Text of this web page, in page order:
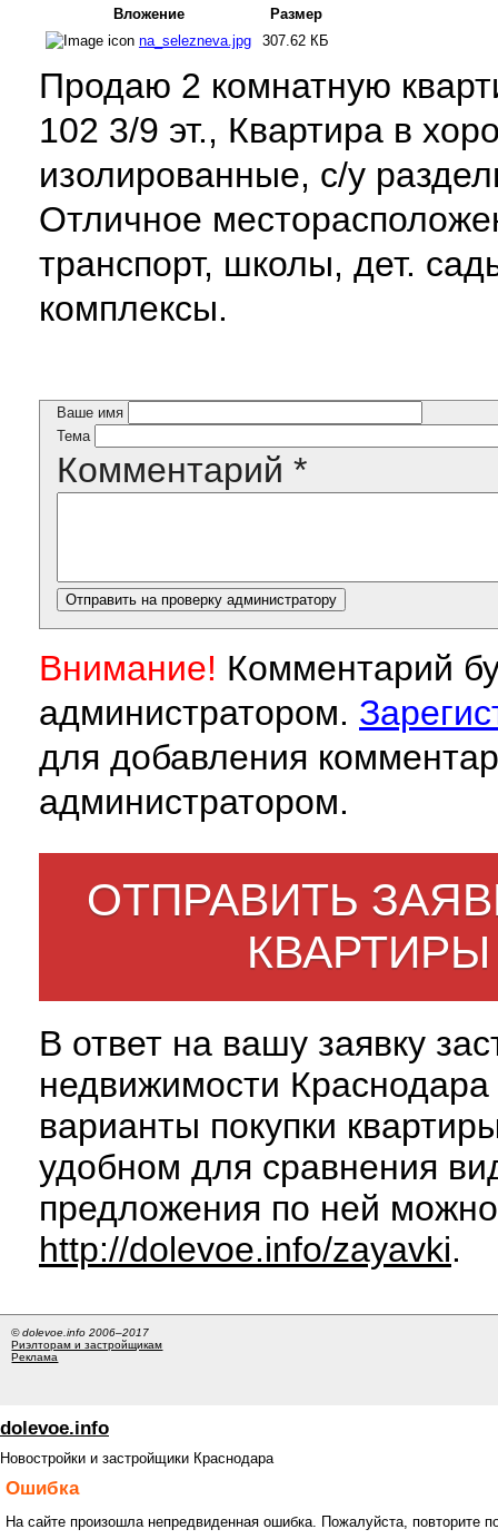
Вложение
Размер
na_selezneva.jpg
307.62 КБ
Продаю 2 комнатную
102 3/9 эт., Квартира в
изолированные, с/у
Отличное
транспорт, школы, дет.
комплексы.
Ваше имя
Тема
Комментарий *
Внимание! Комментарий
администратором.
для добавления
администратором.
ОТПРАВИТЬ
В ответ на вашу заявку
недвижимости
варианты покупки
удобном для сравнения
предложения по ней
http://dolevoe.info/zayavki.
© dolevoe.info 2006–2017
Риэлторам и застройщикам
Реклама
dolevoe.info
Новостройки и застройщики Краснодара
Ошибка
На сайте произошла непредвиденная ошибка. Пожалуйста, повторите